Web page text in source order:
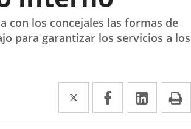
con los concejales las formas de
para garantizar los servicios a los
Twitter
Enlace
a
Facebook
Enlace
a
Enlace
a